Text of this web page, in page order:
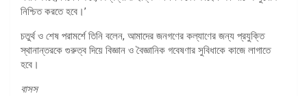
নিশ্চিত করতে হবে।’
চতুর্থ ও শেষ পরামর্শে তিনি বলেন, আমাদের জনগণের কল্যাণের জন্য প্রযুক্তি
স্থানান্তরকে গুরুত্ব দিয়ে বিজ্ঞান ও বৈজ্ঞানিক গবেষণার সুবিধাকে কাজে লাগাতে
হবে।
বাসস